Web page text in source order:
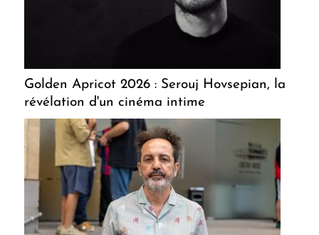
Golden Apricot 2026 : Serouj Hovsepian, la
révélation d'un cinéma intime